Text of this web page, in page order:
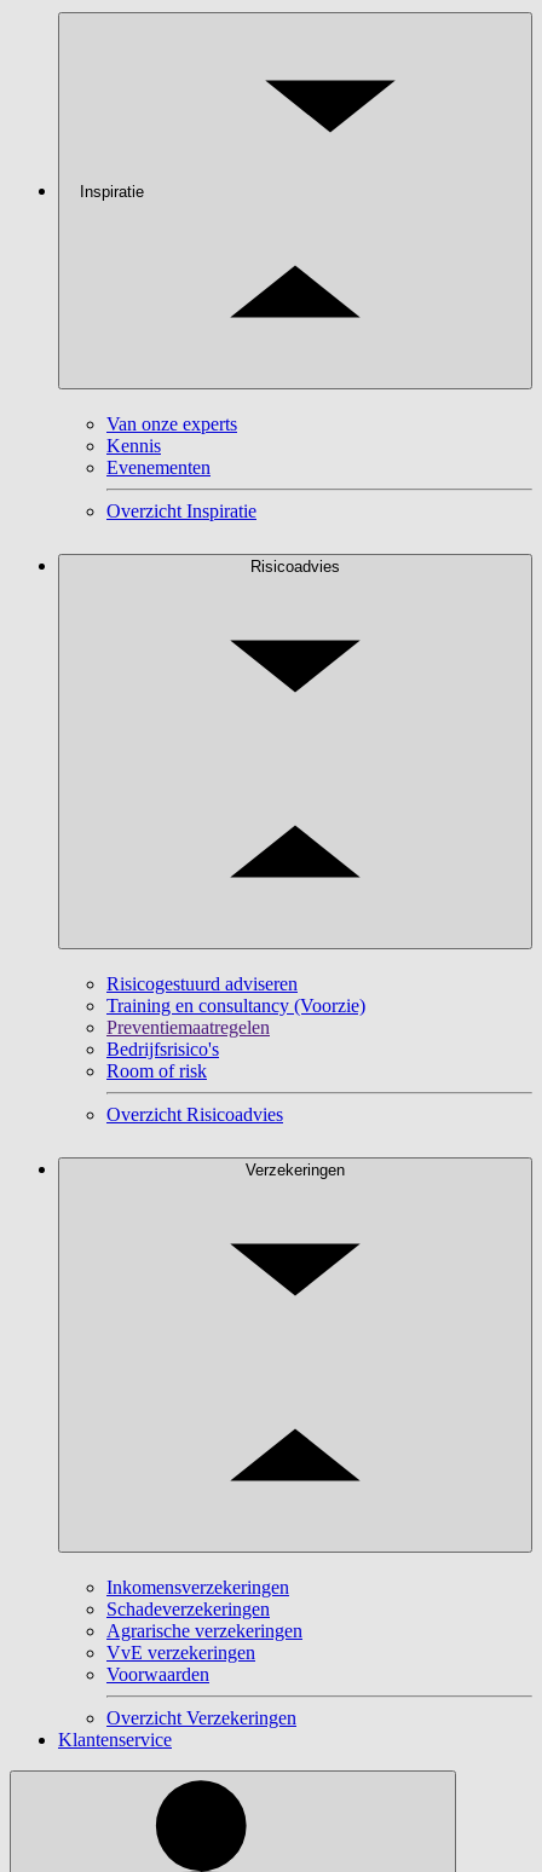
Inspiratie
Van onze experts
Kennis
Evenementen
Overzicht Inspiratie
Risicoadvies
Risicogestuurd adviseren
Training en consultancy (Voorzie)
Preventiemaatregelen
Bedrijfsrisico's
Room of risk
Overzicht Risicoadvies
Verzekeringen
Inkomensverzekeringen
Schadeverzekeringen
Agrarische verzekeringen
VvE verzekeringen
Voorwaarden
Overzicht Verzekeringen
Klantenservice